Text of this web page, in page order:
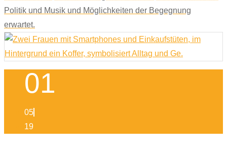
Politik und Musik und Möglichkeiten der Begegnung
erwartet.
01
05
19